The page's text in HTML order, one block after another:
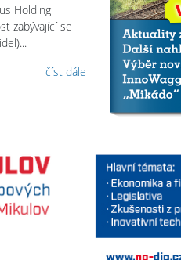
Holding
zabývající se
číst dále